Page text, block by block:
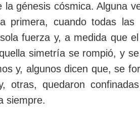
la génesis cósmica. Alguna
primera, cuando todas
fuerza y, a medida que
simetría se rompió, y
y, algunos dicen que, se
otras, quedaron
siempre.